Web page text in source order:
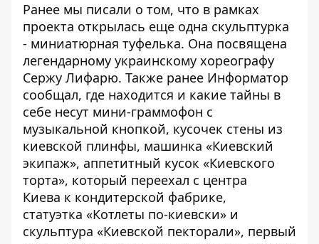
Ранее мы писали о том, что в рамках
проекта открылась еще одна скульптурка
- миниатюрная туфелька. Она посвящена
легендарному украинскому хореографу
Сержу Лифарю. Также ранее Информатор
сообщал, где находится и какие тайны в
себе несут мини-граммофон с
музыкальной кнопкой, кусочек стены из
киевской плинфы, машинка «Киевский
экипаж», аппетитный кусок «Киевского
торта», который переехал с центра
Киева к кондитерской фабрике,
статуэтка «Котлеты по-киевски» и
скульптура «Киевской пекторали», первый